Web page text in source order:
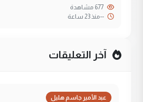
--منذ 23 ساعة
آخر التعليقات
عبد الأمير جاسم هليل